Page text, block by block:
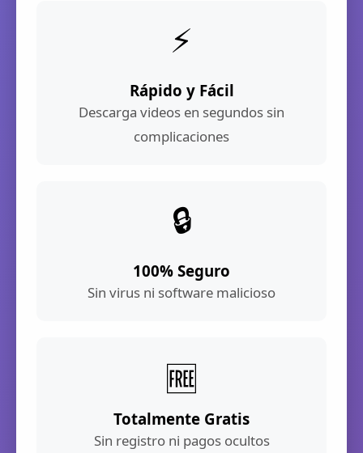
⚡
Rápido y Fácil
Descarga videos en segundos sin
complicaciones
🔒
100% Seguro
Sin virus ni software malicioso
🆓
Totalmente Gratis
Sin registro ni pagos ocultos